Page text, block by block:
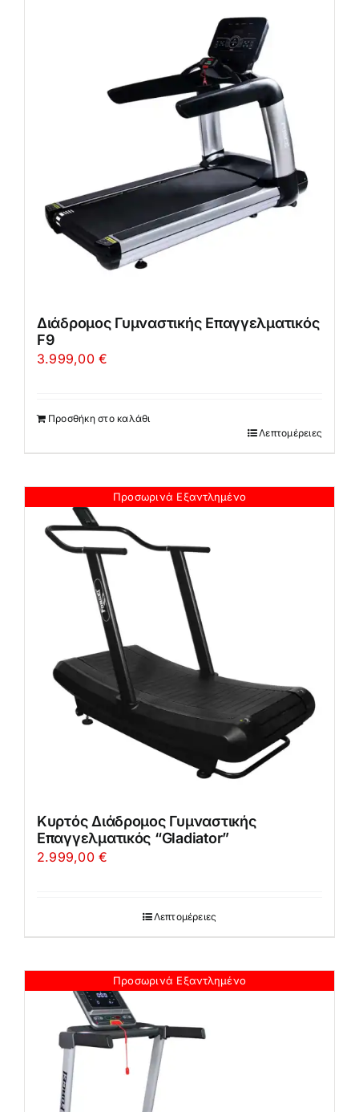
Διάδρομος Γυμναστικής Επαγγελματικός
F9
3.999,00€
Προσθήκη στο καλάθι
Λεπτομέρειες
Προσωρινά Εξαντλημένο
Κυρτός Διάδρομος Γυμναστικής
Επαγγελματικός “Gladiator”
2.999,00€
Λεπτομέρειες
Προσωρινά Εξαντλημένο